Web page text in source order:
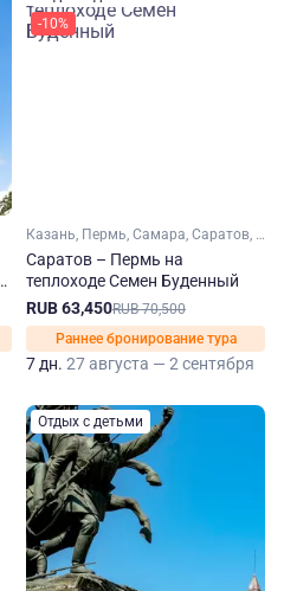
-10%
Казань, Пермь, Самара, Саратов, Чайковский, Елабуга
Саратов – Пермь на
теплоходе Семен Буденный
RUB 63,450RUB 70,500
Раннее бронирование тура
7 дн. 27 августа — 2 сентября
Отдых с детьми